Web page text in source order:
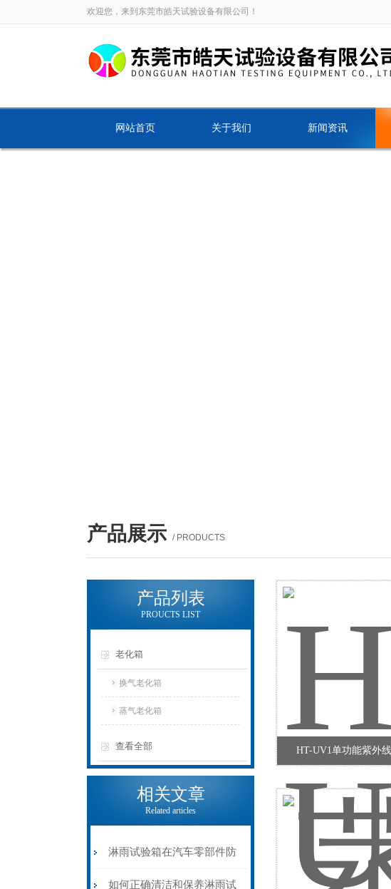
欢迎您，来到东莞市皓天试验设备有限公司！
网站首页 关于我们 新闻资讯
产品展示 / PRODUCTS
产品列表
PROUCTS LIST
老化箱
换气老化箱
蒸气老化箱
查看全部
相关文章
Related articles
淋雨试验箱在汽车零部件防
水测试中的应用
如何正确清洁和保养淋雨试
HT-UV1单功能紫外